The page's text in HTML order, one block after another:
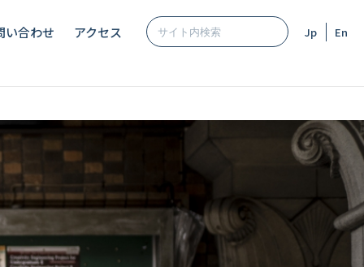
い合わせ アクセス En
Jp